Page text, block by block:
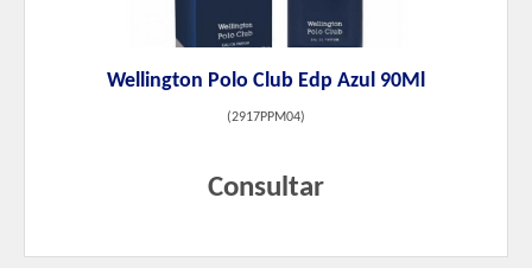
Wellington Polo Club Edp Azul 90Ml
(2917PPM04)
Consultar